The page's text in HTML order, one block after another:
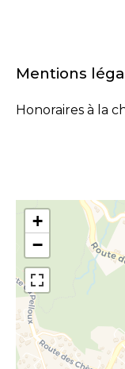
Mentions
Honoraires à la
+
−